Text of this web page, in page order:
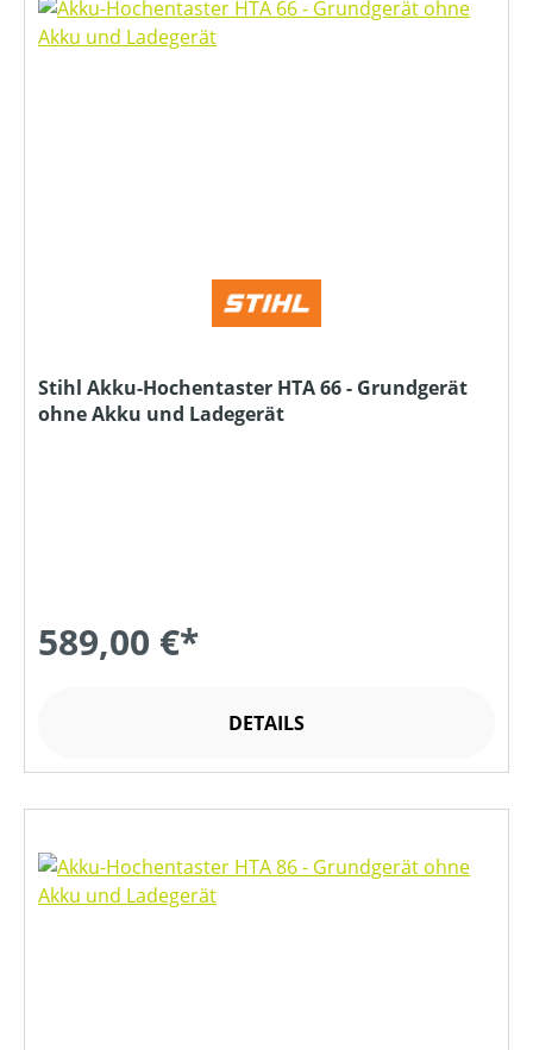
Stihl Akku-Hochentaster HTA 66 - Grundgerät
ohne Akku und Ladegerät
589,00 €*
DETAILS